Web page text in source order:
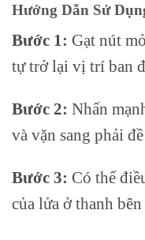
Hướng Dẫn Sử
Bước 1: Gạt nút
tự trở lại vị trí ban
Bước 2: Nhấn
và vặn sang phải
Bước 3: Có thể
của lửa ở thanh